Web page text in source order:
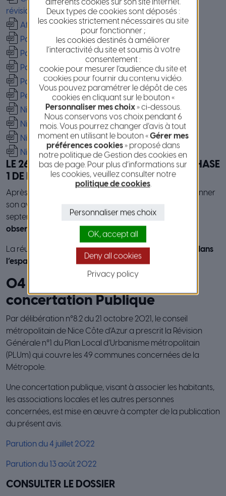
révision générale PLUm phase 1
Affiche révision générale du PLUm
Parution 13 avril 2023
Parution du 15 avril 2023
Parution du 4 mai 2023
Parution du 6 mai 2023
Petites Affiches 02 juin 2023
Nice Matin – 05 juin 2023
Nice Matin – 12 juin 2023
Nice Matin – 19 juin 2023
Nice Matin – 21 octobre 2023
LE 26 OCTOBRE 2023 : SYNTHÈSE DE LA PHASE
1 DE LA CONCERTATION
Après une phase de concertation où le public a pu donner
son avis, une réunion publique est organisée le 26
septembre afin de présenter une synthèse des
observations recueillies.
La réunion se tiendra lejeudi 26 octobre 2023 à 18h dans
l’espace Association Garibaldide Nice
04 juillet 2022 : Début de la
concertation Publique
Par délibération n°8.2 du 21 octobre 2021, le conseil
métropolitain de Nice Côte d’Azur a prescrit la Révision
Générale n°1 du Plan Local d’Urbanisme métropolitain
(PLUm) qui couvre les 49 communes concernées de la
Métropole.
Une concertation publique, visant à associer les habitants,
les associations locales et les autres personnes
concernées, est mise en œuvre à compter de la publication
du présent avis.
Parution du 4 juillet 2022
Parution du 13 août 2022
CONSULTER LE DOSSIER
différents cookies sur son site internet.
Deux types de cookies sont déposés :
les cookies strictement nécessaires au site
pour fonctionner ;
les cookies destinés à améliorer
l’interactivité du site et soumis à votre
consentement :
cookie pour mesurer l’audience du site et
cookies pour fournir du contenu vidéo.
Vous pouvez paramétrer le dépôt de ces
cookies en cliquant sur le bouton «
Personnaliser mes choix» ci-dessous.
Nous conservons vos choix pendant 6
mois. Vous pourrez changer d’avis à tout
moment en utilisant le bouton «Gérer mes
préférences cookies» proposé dans
notre politique de Gestion des cookies en
bas de page. Pour plus d’informations sur
les cookies, veuillez consulter notre
politique de cookies.
Personnaliser mes choix
OK, accept all
Deny all cookies
Privacy policy